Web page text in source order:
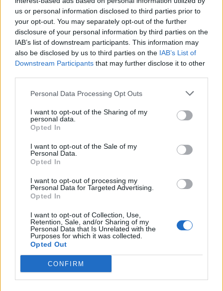
us or personal information disclosed to third parties prior to
your opt-out. You may separately opt-out of the further
disclosure of your personal information by third parties on the
IAB’s list of downstream participants. This information may
also be disclosed by us to third parties on the IAB’s List of
Downstream Participants that may further disclose it to other
Personal Data Processing Opt Outs
I want to opt-out of the Sharing of my
personal data.
Opted In
I want to opt-out of the Sale of my
Personal Data.
Opted In
I want to opt-out of processing my
Personal Data for Targeted Advertising.
Opted In
I want to opt-out of Collection, Use,
Retention, Sale, and/or Sharing of my
Personal Data that Is Unrelated with the
Purposes for which it was collected.
Opted Out
CONFIRM
non sono elencate tra i fattori di rischio delle
esacerbazioni. Tuttavia, considerato che casi
simili, anch’essi molto rari, sono stati
segnalati anche dopo vaccinazione
antinfluenzale H1N1, suggeriamo di inserire
nella lista dei possibili fattori di rischio per